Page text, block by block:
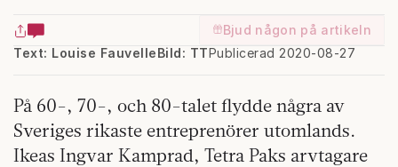
Bjud någon på artikeln
Text: Louise Fauvelle
Publicerad 2020-08-27
Bild: TT
På 60-, 70-, och 80-talet flydde några av
Sveriges rikaste entreprenörer utomlands.
Ikeas Ingvar Kamprad, Tetra Paks arvtagare